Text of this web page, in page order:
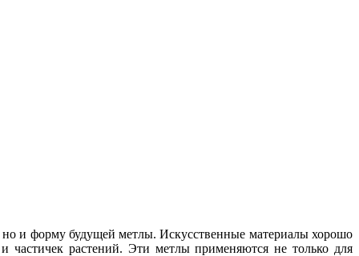
но и форму будущей метлы. Искусственные материалы хорошо
частичек растений. Эти метлы применяются не только для